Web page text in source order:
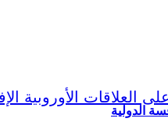
الدولية